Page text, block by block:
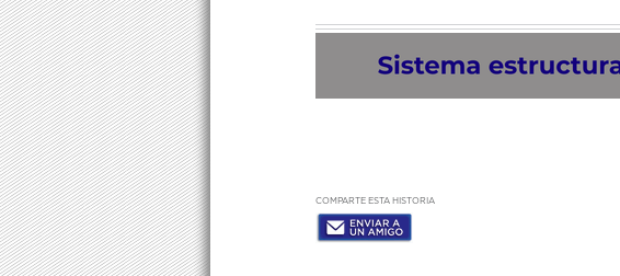
COMPARTE ESTA HISTORIA